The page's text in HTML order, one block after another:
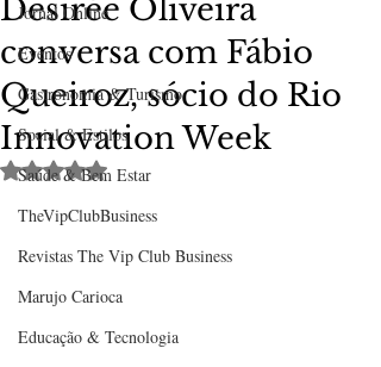
Jornal Online
Eventos
Gastronomia & Turismo
Social & Estilos
Saúde & Bem Estar
TheVipClubBusiness
Revistas The Vip Club Business
Marujo Carioca
Educação & Tecnologia
Desirée Oliveira
conversa com Fábio
Queiroz, sócio do Rio
Innovation Week
Avaliado com NaN de 5 estrelas.